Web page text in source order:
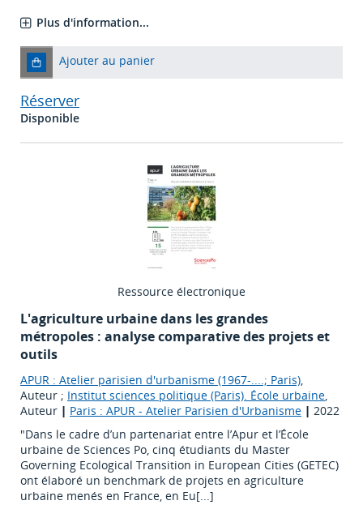
Plus d'information...
Ajouter au panier
Réserver
Disponible
Ressource électronique
L'agriculture urbaine dans les grandes
métropoles : analyse comparative des projets et
outils
APUR : Atelier parisien d'urbanisme (1967-....; Paris),
Auteur ; Institut sciences politique (Paris). École urbaine,
Auteur | Paris : APUR - Atelier Parisien d'Urbanisme | 2022
"Dans le cadre d’un partenariat entre l’Apur et l’École
urbaine de Sciences Po, cinq étudiants du Master
Governing Ecological Transition in European Cities (GETEC)
ont élaboré un benchmark de projets en agriculture
urbaine menés en France, en Eu[...]